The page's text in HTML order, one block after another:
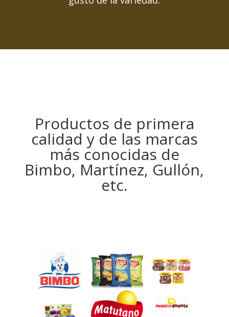
Productos de primera
calidad y de las marcas
más conocidas de
Bimbo, Martínez, Gullón,
etc.